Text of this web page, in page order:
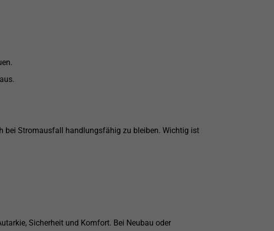
bei Stromausfall handlungsfähig zu bleiben. Wichtig ist
Sicherheit und Komfort. Bei Neubau oder